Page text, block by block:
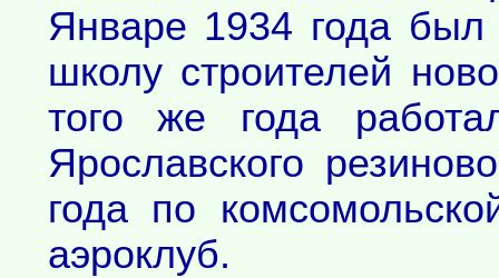
Январе 1934 года был
школу строителей
того же года
Ярославского
года по
аэроклуб.